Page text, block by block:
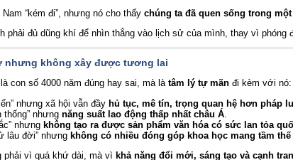
“kém đi”, nhưng nó cho thấy chúng ta đã quen sống trong
phải đủ dũng khí để nhìn thẳng vào lịch sử của mình, thay vì phóng
nhưng không xây được tương lai
con số 4000 năm đúng hay sai, mà là tâm lý tự mãn đi kèm với nó:
nhưng xã hội vẫn đầy hủ tục, mê tín, trọng quan hệ hơn pháp
thống” nhưng năng suất lao động thấp nhất châu Á
nhưng không tạo ra được sản phẩm văn hóa có sức lan tỏa
lâu đời” nhưng không có nhiều đóng góp khoa học mang tầm
phải vì quá khứ dài, mà vì khả năng đổi mới, sáng tạo và cạnh